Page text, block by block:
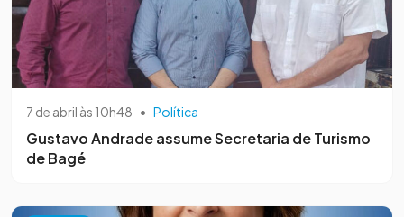
7 de abril às 10h48 • Política
Gustavo Andrade assume Secretaria de Turismo
de Bagé